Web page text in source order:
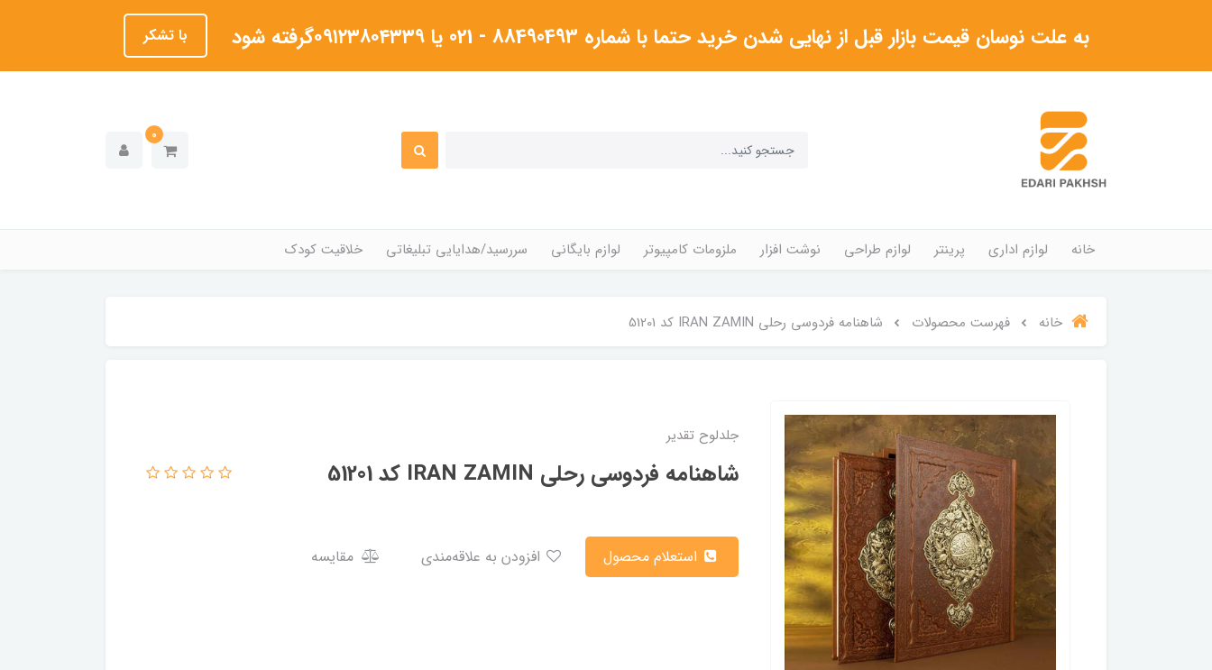
به علت نوسان قیمت بازار قبل از نهایی شدن خرید حتما با شماره 88490493 - 021 یا ۰۹۱۲۳۸۰۴۳۳۹گرفته شود با تشکر
0
خانه لوازم اداری پرینتر لوازم طراحی نوشت افزار ملزومات کامپیوتر لوازم بایگانی سررسید/هدایایی تبلیغاتی خلاقیت کودک
خانه فهرست محصولات شاهنامه فردوسی رحلی IRAN ZAMIN کد 51201
جلدلوح تقدیر
شاهنامه فردوسی رحلی IRAN ZAMIN کد 51201
مقایسه